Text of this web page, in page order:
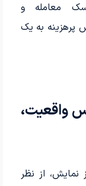
معامله و
به یک
واقعیت،
از نظر